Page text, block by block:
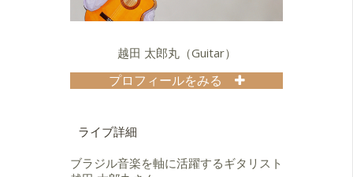
1985
南米ボリビアに渡り演奏活動を始め
DISCOLANDIAと契約。92年までに４
枚のアルバムをリリース。
プロデュース（91年〜94年）し、村
宏、 福岡ユタカ、鬼怒無月らとリブ
越田 太郎丸（Guitar）
プロフィールをみる
ボサノバユニット『Prismatica』のギ
タリストとしてＣＤデビューし、 ベ
スト盤を含む６枚のアルバムをリリ
ライブ詳細
ブラジル音楽を軸に活躍するギタリスト